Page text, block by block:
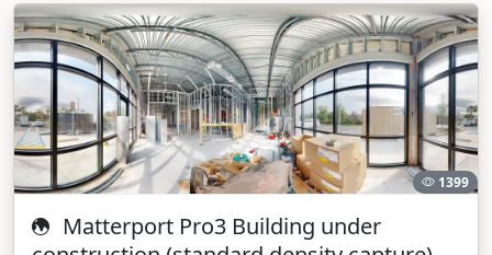
1399
Matterport Pro3 Building under